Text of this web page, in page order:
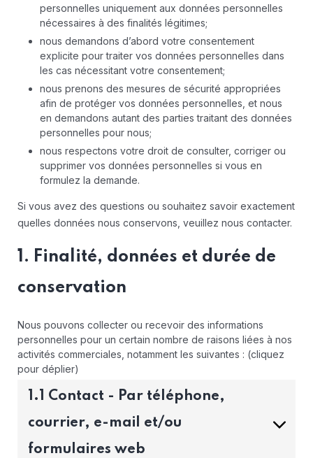
personnelles uniquement aux données personnelles
nécessaires à des finalités légitimes;
nous demandons d’abord votre consentement
explicite pour traiter vos données personnelles dans
les cas nécessitant votre consentement;
nous prenons des mesures de sécurité appropriées
afin de protéger vos données personnelles, et nous
en demandons autant des parties traitant des données
personnelles pour nous;
nous respectons votre droit de consulter, corriger ou
supprimer vos données personnelles si vous en
formulez la demande.
Si vous avez des questions ou souhaitez savoir exactement
quelles données nous conservons, veuillez nous contacter.
1. Finalité, données et durée de
conservation
Nous pouvons collecter ou recevoir des informations
personnelles pour un certain nombre de raisons liées à nos
activités commerciales, notamment les suivantes : (cliquez
pour déplier)
1.1 Contact - Par téléphone,
courrier, e-mail et/ou
formulaires web